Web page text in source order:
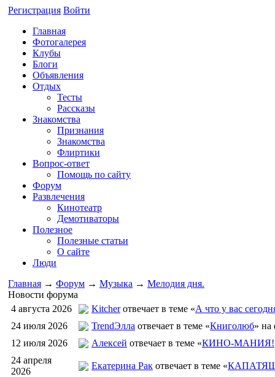
Регистрация Войти
Главная
Фотогалерея
Клубы
Блоги
Объявления
Отдых
Тесты
Рассказы
Знакомства
Признания
Знакомства
Флиртики
Вопрос-ответ
Помощь по сайту
Форум
Развлечения
Кинотеатр
Демотиваторы
Полезное
Полезные статьи
О сайте
Люди
Главная → Форум → Музыка → Мелодия дня.
Новости форума
4 августа 2026
Kitcherотвечает в теме «А что у вас
24 июля 2026
TrendЭлла отвечает в теме «Книголюб» на
12 июля 2026
Алексей отвечает в теме «КИНО-МАНИЯ!
24 апреля
2026
Екатерина Рак отвечает в теме «